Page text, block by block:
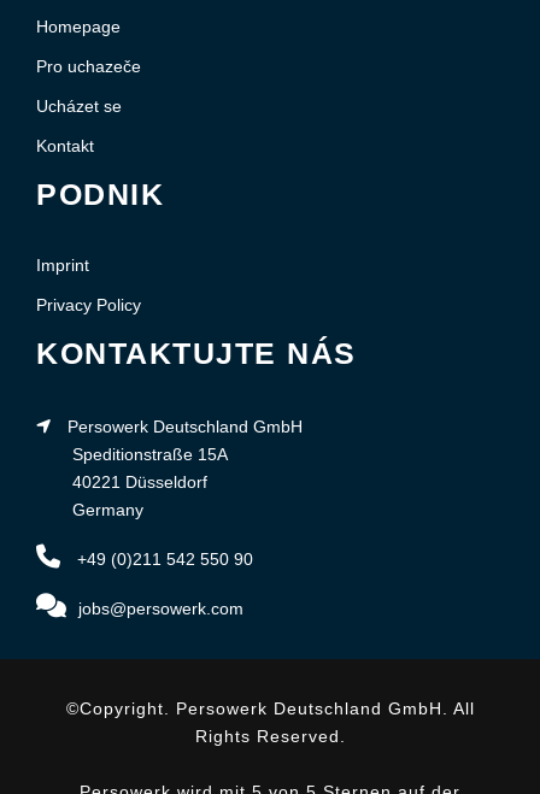
Homepage
Pro uchazeče
Ucházet se
Kontakt
PODNIK
Imprint
Privacy Policy
KONTAKTUJTE NÁS
Persowerk Deutschland GmbH
Speditionstraße 15A
40221 Düsseldorf
Germany
+49 (0)211 542 550 90
jobs@persowerk.com
©Copyright. Persowerk Deutschland GmbH. All
Rights Reserved.